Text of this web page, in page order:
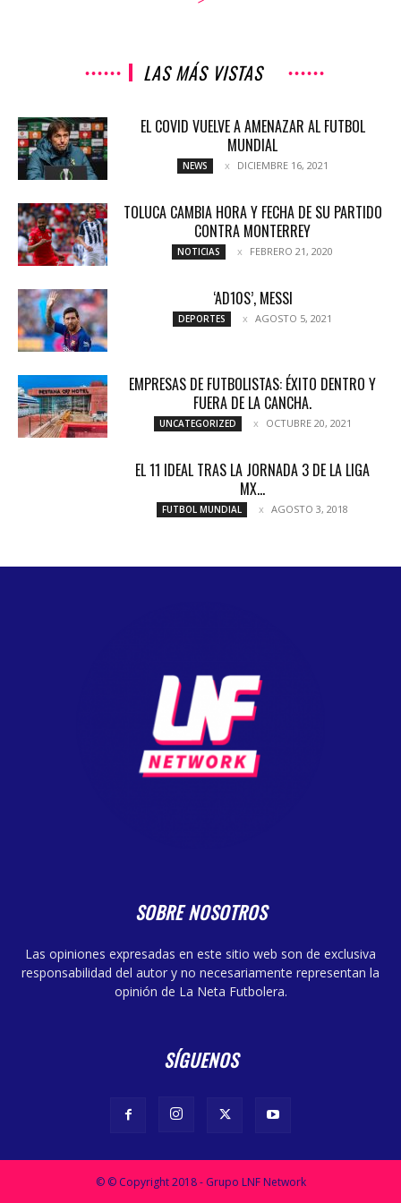
LAS MÁS VISTAS
EL COVID VUELVE A AMENAZAR AL FUTBOL
MUNDIAL
NEWS DICIEMBRE 16, 2021
TOLUCA CAMBIA HORA Y FECHA DE SU PARTIDO
CONTRA MONTERREY
NOTICIAS FEBRERO 21, 2020
‘AD10S’, MESSI
DEPORTES AGOSTO 5, 2021
EMPRESAS DE FUTBOLISTAS: ÉXITO DENTRO Y
FUERA DE LA CANCHA.
UNCATEGORIZED OCTUBRE 20, 2021
EL 11 IDEAL TRAS LA JORNADA 3 DE LA LIGA
MX...
FUTBOL MUNDIAL AGOSTO 3, 2018
SOBRE NOSOTROS
Las opiniones expresadas en este sitio web son de exclusiva
responsabilidad del autor y no necesariamente representan la
opinión de La Neta Futbolera.
SÍGUENOS
© © Copyright 2018 - Grupo LNF Network